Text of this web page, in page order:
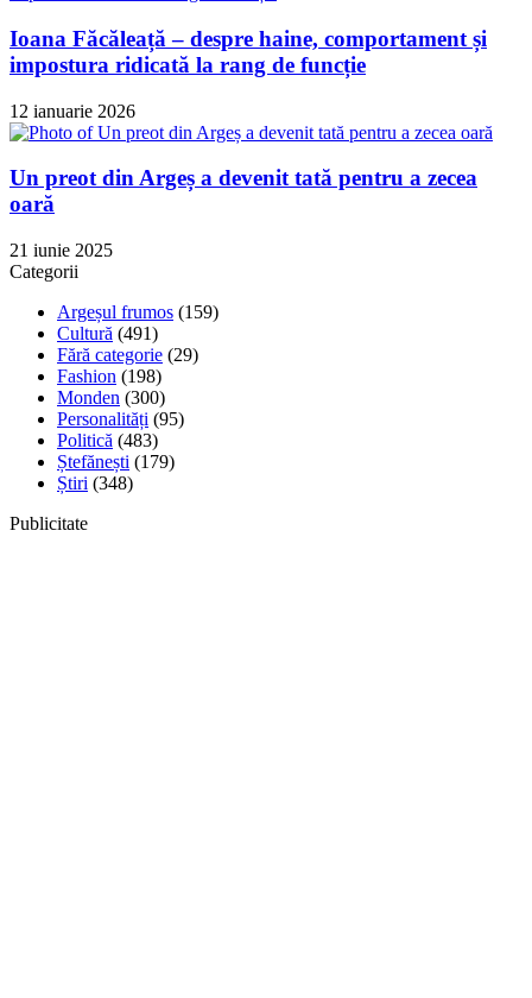
Ioana Făcăleață – despre haine, comportament și
impostura ridicată la rang de funcție
12 ianuarie 2026
Un preot din Argeș a devenit tată pentru a zecea
oară
21 iunie 2025
Categorii
Argeșul frumos (159)
Cultură (491)
Fără categorie (29)
Fashion (198)
Monden (300)
Personalități (95)
Politică (483)
Ștefănești (179)
Știri (348)
Publicitate